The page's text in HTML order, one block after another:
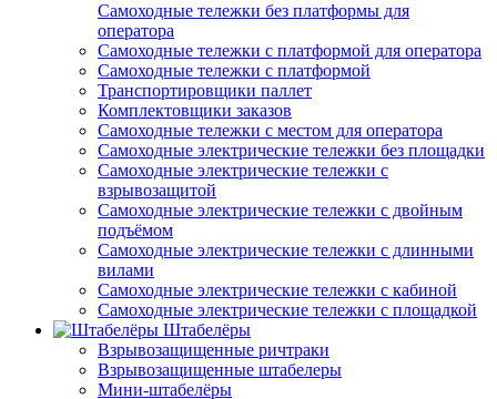
Самоходные тележки без платформы для
оператора
Самоходные тележки с платформой для оператора
Самоходные тележки с платформой
Транспортировщики паллет
Комплектовщики заказов
Самоходные тележки с местом для оператора
Самоходные электрические тележки без площадки
Самоходные электрические тележки с
взрывозащитой
Самоходные электрические тележки с двойным
подъёмом
Самоходные электрические тележки с длинными
вилами
Самоходные электрические тележки с кабиной
Самоходные электрические тележки с площадкой
Штабелёры
Взрывозащищенные ричтраки
Взрывозащищенные штабелеры
Мини-штабелёры